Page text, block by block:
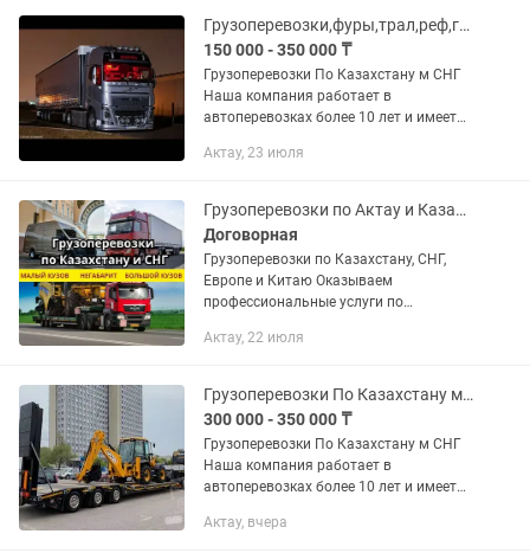
Грузоперевозки,фуры,трал,реф,газель,площадки
150 000 - 350 000 ₸
Грузоперевозки По Казахстану м СНГ
Наша компания работает в
автоперевозках более 10 лет и имеет
Предоставляем все виды документов.
Актау, 23 июля
Грузоперевозки по Актау и Казахстан, СНГ, Европа
Договорная
Грузоперевозки по Казахстану, СНГ,
Европе и Китаю Оказываем
профессиональные услуги по
юридических лиц. Подберем транспорт
Актау, 22 июля
Грузоперевозки По Казахстану м СНГ
300 000 - 350 000 ₸
Грузоперевозки По Казахстану м СНГ
Наша компания работает в
автоперевозках более 10 лет и имеет
Предоставляем все виды документов.
Актау, вчера